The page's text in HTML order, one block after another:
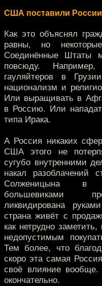
США поставили
Как это объяснял
равны, но
Соединённые Штаты
повсюду. Например,
гауляйтеров в
национализм и
Или выращивать в
в Россию. Или
типа Ирака.
А Россия никаких
США этого не
сугубо внутренними
накал разоблачений
Солженицына в
большевиками
ликвидирована
страна живёт с
как нетрудно
недопустимым
Тем более, что
скоро эта самая
своё влияние
окончательно.